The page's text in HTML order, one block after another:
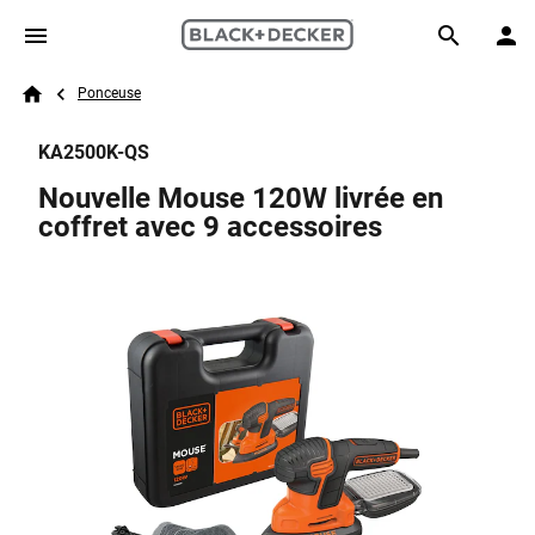
Skip to main content
Search
Breadcrumb
Ponceuse
KA2500K-QS
Nouvelle Mouse 120W livrée en
coffret avec 9 accessoires